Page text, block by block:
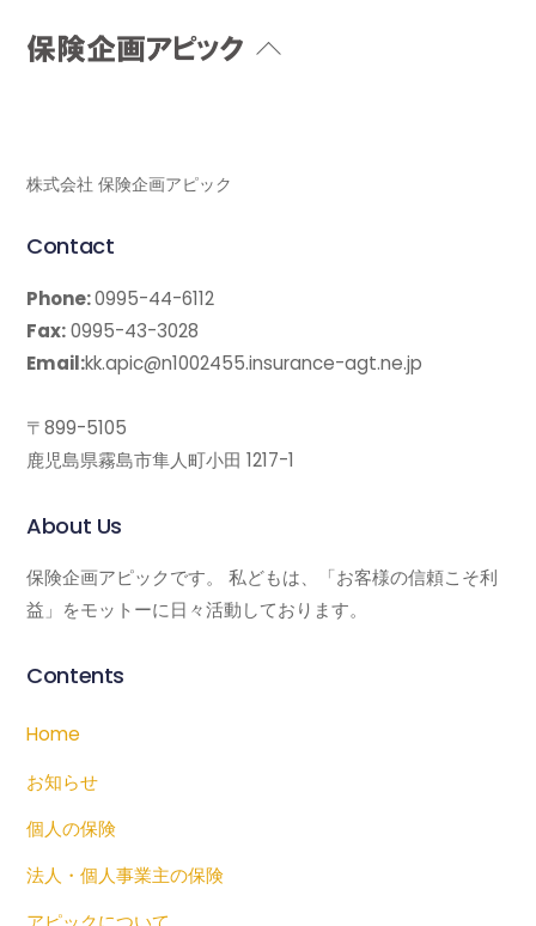
Back
株式会社 保険企画アピック
Contact
Phone:0995-44-6112
Fax:0995-43-3028
Email:kk.apic@n1002455.insurance-agt.ne.jp
〒899-5105
鹿児島県霧島市隼人町小田 1217-1
About Us
保険企画アピックです。 私どもは、「お客様の信頼こそ利
益」をモットーに日々活動しております。
Contents
Home
お知らせ
個人の保険
法人・個人事業主の保険